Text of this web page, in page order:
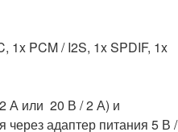
1x PCM / I2S, 1x SPDIF, 1x
А или 20 В / 2 А) и
через адаптер питания 5 В /